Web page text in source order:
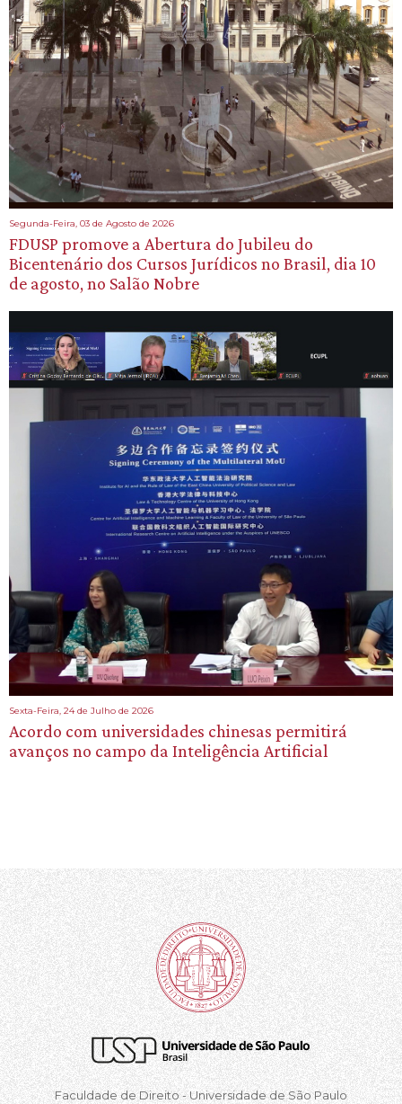
Segunda-Feira, 03 de Agosto de 2026
FDUSP promove a Abertura do Jubileu do
Bicentenário dos Cursos Jurídicos no Brasil, dia 10
de agosto, no Salão Nobre
Sexta-Feira, 24 de Julho de 2026
Acordo com universidades chinesas permitirá
avanços no campo da Inteligência Artificial
Faculdade de Direito - Universidade de São Paulo